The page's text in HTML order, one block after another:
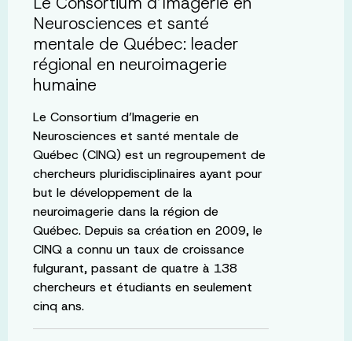
Neurosciences et santé
mentale de Québec: leader
régional en neuroimagerie
humaine
Le Consortium d’Imagerie en
Neurosciences et santé mentale de
Québec (CINQ) est un regroupement de
chercheurs pluridisciplinaires ayant pour
but le développement de la
neuroimagerie dans la région de
Québec. Depuis sa création en 2009, le
CINQ a connu un taux de croissance
fulgurant, passant de quatre à 138
chercheurs et étudiants en seulement
cinq ans.